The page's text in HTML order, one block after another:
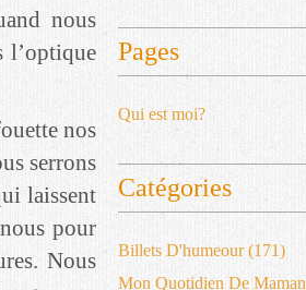
nous
l’optique
nos
serrons
laissent
pour
Nous
Pages
Qui est moi?
Catégories
Billets D'humeour(171)
Mon Quotidien De Maman